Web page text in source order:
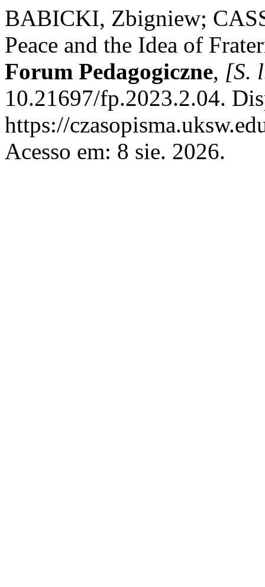
BABICKI, Zbigniew;
Peace and the Idea of
Forum Pedagogiczne, [S.
10.21697/fp.2023.2.04.
https://
Acesso em: 8 sie. 2026.